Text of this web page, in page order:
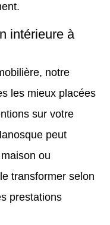
intérieure à
notre
les mieux placées
sur votre
peut
ou
transformer selon
prestations